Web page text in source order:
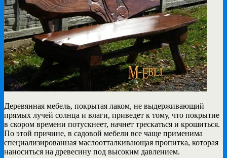
Деревянная мебель, покрытая лаком, не выдерживающий
прямых лучей солнца и влаги, приведет к тому, что покрытие
в скором времени потускнеет, начнет трескаться и крошиться.
По этой причине, в садовой мебели все чаще применима
специализированная маслоотталкивающая пропитка, которая
наноситься на древесину под высоким давлением.